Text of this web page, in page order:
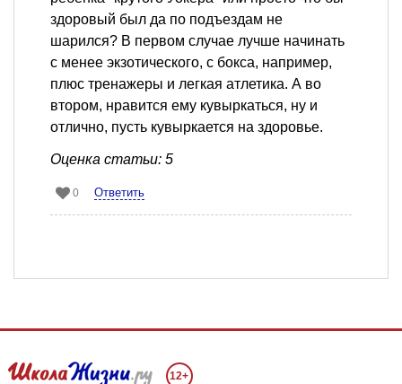
здоровый был да по подъездам не
шарился? В первом случае лучше начинать
с менее экзотического, с бокса, например,
плюс тренажеры и легкая атлетика. А во
втором, нравится ему кувыркаться, ну и
отлично, пусть кувыркается на здоровье.
Оценка статьи: 5
0 Ответить
12+